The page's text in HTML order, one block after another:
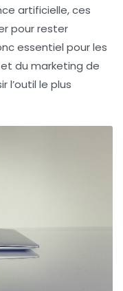
artificielle, ces
pour rester
essentiel pour les
et du marketing de
l’outil le plus